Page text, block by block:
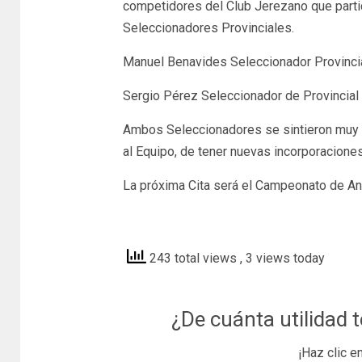
competidores del Club Jerezano que
Seleccionadores Provinciales.
Manuel Benavides Seleccionador
Sergio Pérez Seleccionador de Provincial
Ambos Seleccionadores se sintieron
al Equipo, de tener nuevas
La próxima Cita será el Campeonato de
243 total views , 3 views today
¿De cuánta utilidad
¡Haz clic